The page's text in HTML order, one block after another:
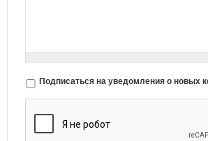
Подписаться на уведомления о новых